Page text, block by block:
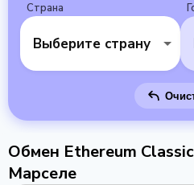
Страна
Выберите страну
Обмен Ethereum
Марселе